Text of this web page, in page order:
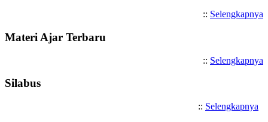
:: Selengkapnya
Materi Ajar Terbaru
:: Selengkapnya
Silabus
:: Selengkapnya